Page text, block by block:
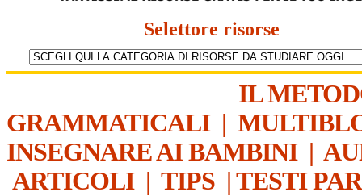
Selettore risorse
IL
GRAMMATICALI|
INSEGNARE AI BAMBINI|
ARTICOLI| TIPS | TESTI